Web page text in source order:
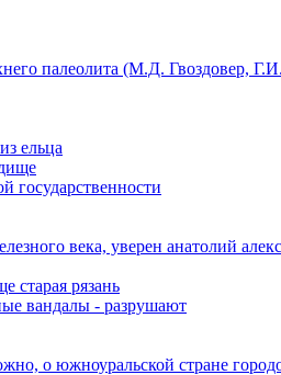
палеолита (М.Д. Гвоздовер,
ельца
государственности
века, уверен анатолий
старая рязань
вандалы - разрушают
о южноуральской стране